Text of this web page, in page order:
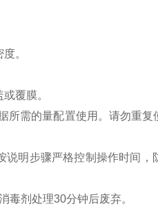
。
覆膜。
所需的量配置使用。请勿重复
明步骤严格控制操作时间，
剂处理30分钟后废弃。